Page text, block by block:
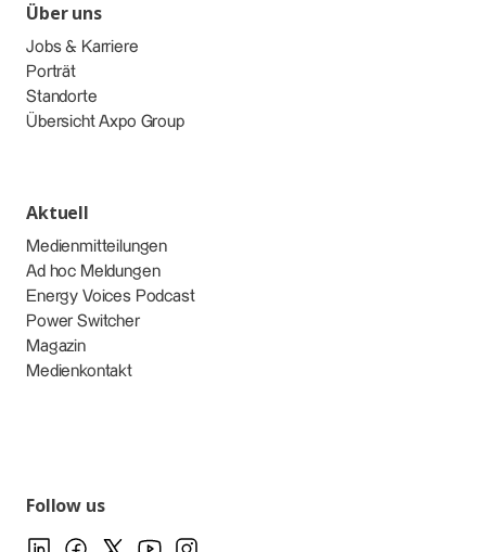
Über uns
Jobs & Karriere
Porträt
Standorte
Übersicht Axpo Group
Aktuell
Medienmitteilungen
Ad hoc Meldungen
Energy Voices Podcast
Power Switcher
Magazin
Medienkontakt
Follow us